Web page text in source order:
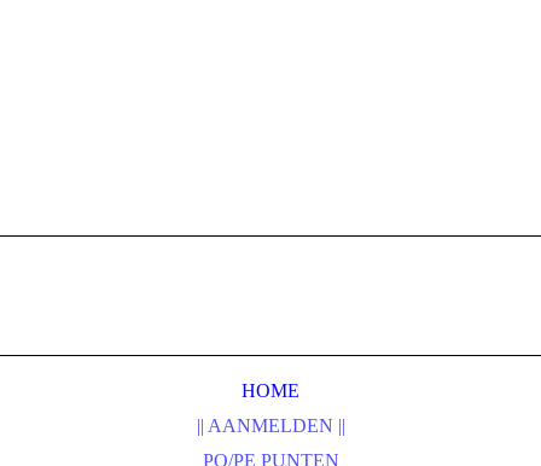
HOME
|| AANMELDEN ||
PO/PE PUNTEN